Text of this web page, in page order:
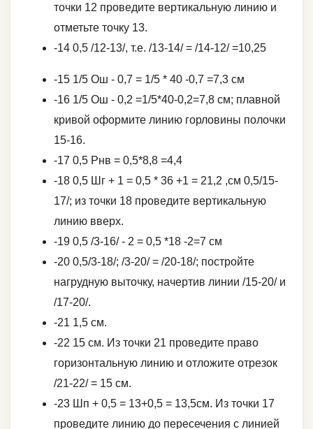
точки 12 проведите вертикальную линию и
отметьте точку 13.
-14 0,5 /12-13/, т.е. /13-14/ = /14-12/ =10,25
-15 1/5 Ош - 0,7 = 1/5 * 40 -0,7 =7,3 см
-16 1/5 Ош - 0,2 =1/5*40-0,2=7,8 см; плавной
кривой оформите линию горловины полочки
15-16.
-17 0,5 Рнв = 0,5*8,8 =4,4
-18 0,5 Шг + 1 = 0,5 * 36 +1 = 21,2 ,см 0,5/15-
17/; из точки 18 проведите вертикальную
линию вверх.
-19 0,5 /3-16/ - 2 = 0,5 *18 -2=7 см
-20 0,5/3-18/; /3-20/ = /20-18/; постройте
нагрудную выточку, начертив линии /15-20/ и
/17-20/.
-21 1,5 см.
-22 15 см. Из точки 21 проведите право
горизонтальную линию и отложите отрезок
/21-22/ = 15 см.
-23 Шп + 0,5 = 13+0,5 = 13,5см. Из точки 17
проведите линию до пересечения с линией